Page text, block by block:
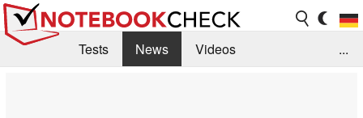
Tests News
Videos
...